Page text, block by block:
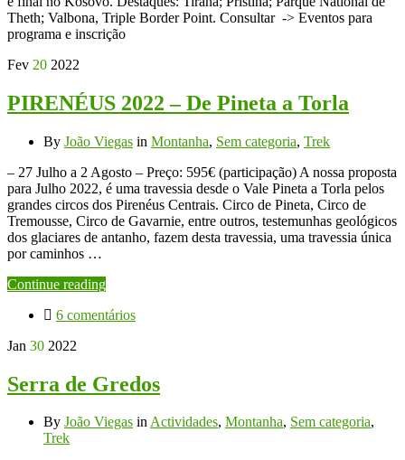
Theth; Valbona, Triple Border Point. Consultar -> Eventos para
programa e inscrição
Fev 20 2022
PIRENÉUS 2022 – De Pineta a Torla
By João Viegas in Montanha, Sem categoria, Trek
– 27 Julho a 2 Agosto – Preço: 595€ (participação) A nossa proposta
para Julho 2022, é uma travessia desde o Vale Pineta a Torla pelos
grandes circos dos Pirenéus Centrais. Circo de Pineta, Circo de
Tremousse, Circo de Gavarnie, entre outros, testemunhas geológicos
dos glaciares de antanho, fazem desta travessia, uma travessia única
por caminhos …
Continue reading
6 comentários
Jan 30 2022
Serra de Gredos
By João Viegas inActividades, Montanha, Sem categoria,
Trek